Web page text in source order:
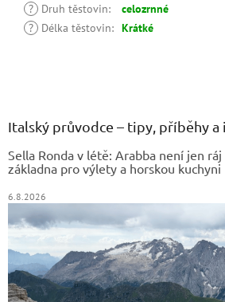
? Druh těstovin:
celozrnné
?
Délka těstovin: Krátké
Italský průvodce – tipy, příběhy a
Sella Ronda v létě: Arabba není jen
základna pro výlety a horskou kuchyni
6.8.2026